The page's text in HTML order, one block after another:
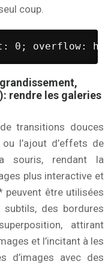
coup.
0; overflow:
rendre les galeries
transitions douces
l’ajout d’effets de
souris, rendant la
plus interactive et
peuvent être utilisées
des bordures
attirant
et l’incitant à les
d’images avec des